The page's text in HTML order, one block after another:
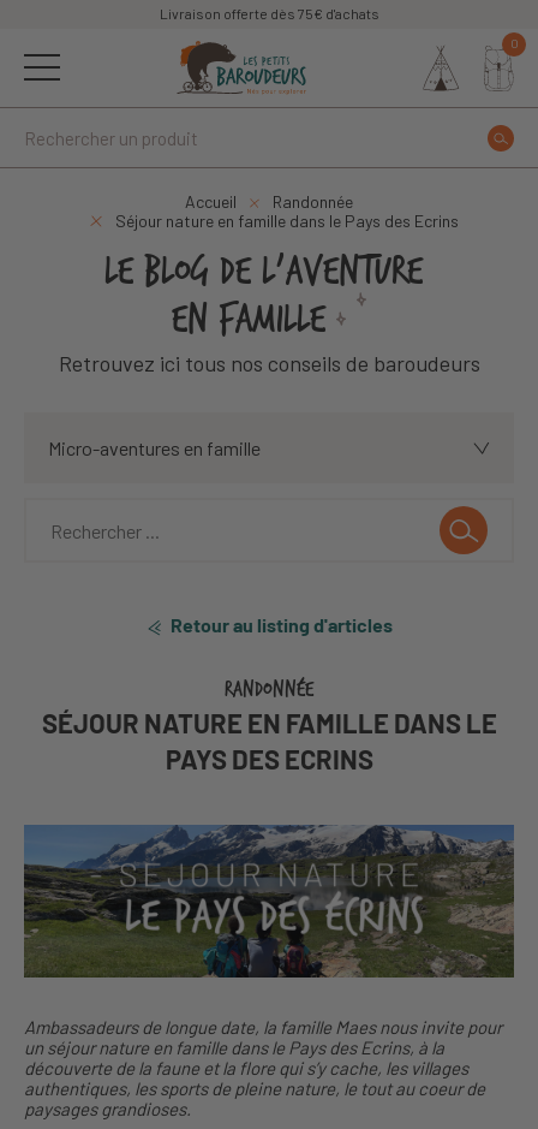
Livraison offerte dès 75€ d'achats
0
Accueil
Randonnée
Séjour nature en famille dans le Pays des Ecrins
LE BLOG DE L'AVENTURE
EN FAMILLE
Retrouvez ici tous nos conseils de baroudeurs
Micro-aventures en famille
Retour au listing d'articles
RANDONNÉE
SÉJOUR NATURE EN FAMILLE DANS LE
PAYS DES ECRINS
Ambassadeurs de longue date, la famille Maes nous invite pour
un séjour nature en famille dans le Pays des Ecrins, à la
découverte de la faune et la flore qui s’y cache, les villages
authentiques, les sports de pleine nature, le tout au coeur de
paysages grandioses.